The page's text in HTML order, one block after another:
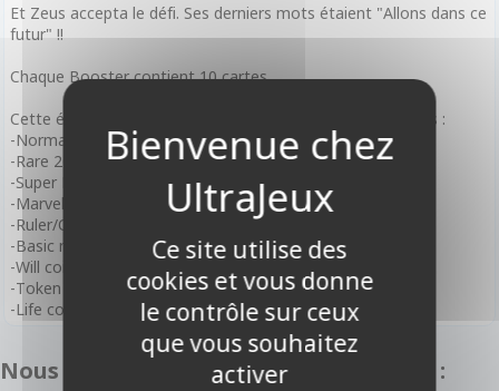
Et Zeus accepta le défi. Ses derniers mots étaient "Allons dans ce
futur" !!
Chaque Booster contient 10 cartes.
Cette édition est composée de plus de 94 nouvelles cartes :
-Normal 45 kinds
-Rare 20 kinds
-Super Rare 15 kinds
-Marvel Rare 5 kinds
-Ruler/Order 4 kinds
-Basic magic stone 5 kinds
-Will coin card 4 kinds
-Token card 11 kinds
-Life counter card 12 kinds
Nous vous recommandons également :
Ce site utilise des
cookies et vous donne
le contrôle sur ceux
que vous souhaitez
activer